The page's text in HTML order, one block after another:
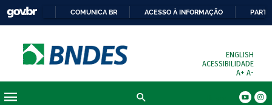
COMUNICA BR ACESSO À INFORMAÇÃO
ENGLISH
ACESSIBILIDADE
A+ A-